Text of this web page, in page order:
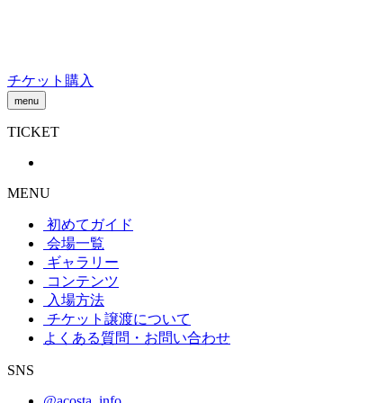
チケット購入
menu
TICKET
MENU
初めてガイド
会場一覧
ギャラリー
コンテンツ
入場方法
チケット譲渡について
よくある質問・お問い合わせ
SNS